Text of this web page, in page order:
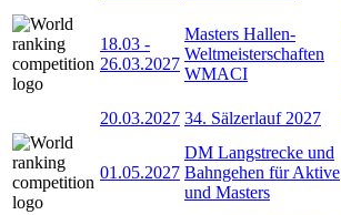
18.03 -
26.03.2027
Masters Hallen-
Weltmeisterschaften
WMACI
20.03.2027 34. Sälzerlauf 2027
01.05.2027
DM Langstrecke und
Bahngehen für Aktive
und Masters